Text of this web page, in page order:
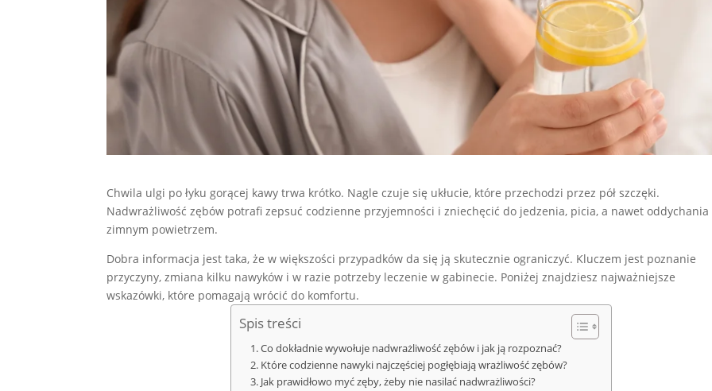
Chwila ulgi po łyku gorącej kawy trwa krótko. Nagle czuje się ukłucie, które przechodzi przez pół szczęki.
Nadwrażliwość zębów potrafi zepsuć codzienne przyjemności i zniechęcić do jedzenia, picia, a nawet oddychania
zimnym powietrzem.
Dobra informacja jest taka, że w większości przypadków da się ją skutecznie ograniczyć. Kluczem jest poznanie
przyczyny, zmiana kilku nawyków i w razie potrzeby leczenie w gabinecie. Poniżej znajdziesz najważniejsze
wskazówki, które pomagają wrócić do komfortu.
Spis treści
Co dokładnie wywołuje nadwrażliwość zębów i jak ją rozpoznać?
Które codzienne nawyki najczęściej pogłębiają wrażliwość zębów?
Jak prawidłowo myć zęby, żeby nie nasilać nadwrażliwości?